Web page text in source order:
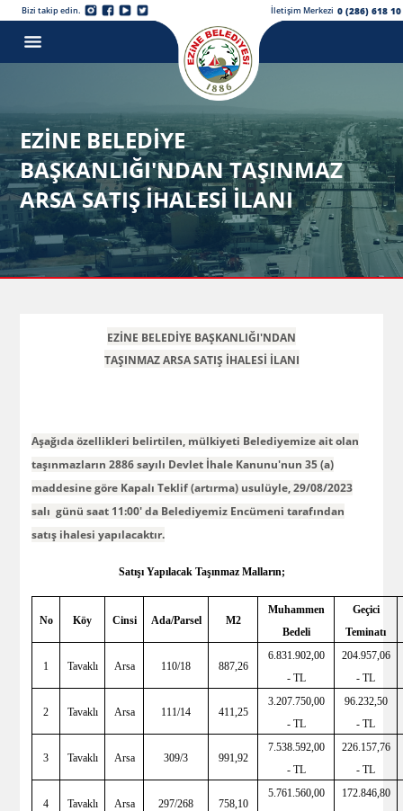
Bizi takip edin. İletişim Merkezi 0 (286) 618 10
EZİNE BELEDİYE
BAŞKANLIĞI'NDAN TAŞINMAZ
ARSA SATIŞ İHALESİ İLANI
EZİNE BELEDİYE BAŞKANLIĞI'NDAN
TAŞINMAZ ARSA SATIŞ İHALESİ İLANI
Aşağıda özellikleri belirtilen, mülkiyeti Belediyemize ait olan
taşınmazların 2886 sayılı Devlet İhale Kanunu'nun 35 (a)
maddesine göre Kapalı Teklif (artırma) usulüyle, 29/08/2023
salı günü saat 11:00' da Belediyemiz Encümeni tarafından
satış ihalesi yapılacaktır.
Satışı Yapılacak Taşınmaz Malların;
No Köy Cinsi Ada/Parsel M2
Muhammen
Bedeli
Geçici
Teminatı
1 Tavaklı Arsa 110/18 887,26
6.831.902,00
- TL
204.957,06
- TL
2 Tavaklı Arsa 111/14 411,25
3.207.750,00
- TL
96.232,50
- TL
3 Tavaklı Arsa 309/3 991,92
7.538.592,00
- TL
226.157,76
- TL
4 Tavaklı Arsa 297/268 758,10
5.761.560,00
172.846,80